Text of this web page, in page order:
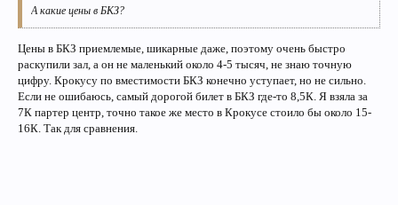
А какие цены в БКЗ?
Цены в БКЗ приемлемые, шикарные даже, поэтому очень быстро
раскупили зал, а он не маленький около 4-5 тысяч, не знаю точную
цифру. Крокусу по вместимости БКЗ конечно уступает, но не сильно.
Если не ошибаюсь, самый дорогой билет в БКЗ где-то 8,5К. Я взяла за
7К партер центр, точно такое же место в Крокусе стоило бы около 15-
16К. Так для сравнения.